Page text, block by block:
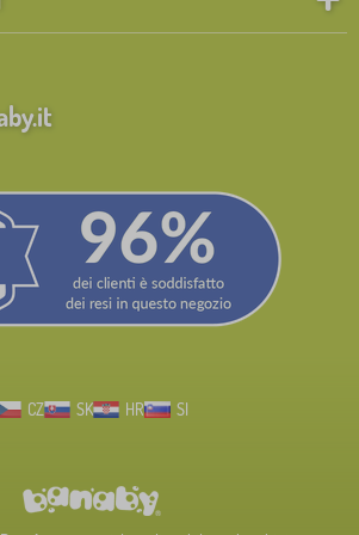
CZ SK HR SI